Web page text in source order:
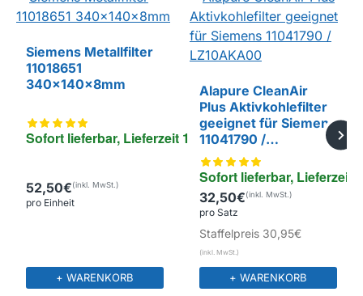
Sofort lieferbar, Lieferzeit 1-4 Tage
Siemens Metallfilter
11018651
340x140x8mm
52,50€
pro Einheit
+ WARENKORB
EIGENMARKE
Sofort lieferbar, Lieferzeit
Alapure CleanAir
Plus Aktivkohlefilter
geeignet für Siemens
11041790 /
LZ10AKA00
32,50€
pro Satz
Staffelpreis30,95€
+ WARENKORB